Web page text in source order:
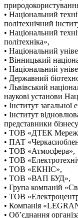
• Національний
політехнічний
• Національний
політехніка»,
• Національний
• Вінницький
• Національний
• Державний
• Львівський
наукові установи
• Інститут
• Інститут
представники
• ТОВ «ДТЕК
• ПАТ
• ТОВ «Атмосфера»,
• ТОВ
• ТОВ «ЕКНІС»,
• ТОВ «ВАП БУД»,
• Група компаній
• ТОВ
• Компанія
• Об’єднання